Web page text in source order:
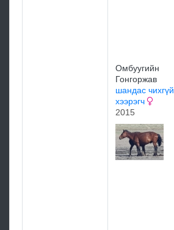
Омбуугийн
Гонгоржав
шандас чихгүй
хээрэгч
2015